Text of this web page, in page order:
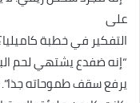
على
التفكير في خطبة
“إنه ضفدع يشتهي لحم
يرفع سقف طموحاته جذا”.